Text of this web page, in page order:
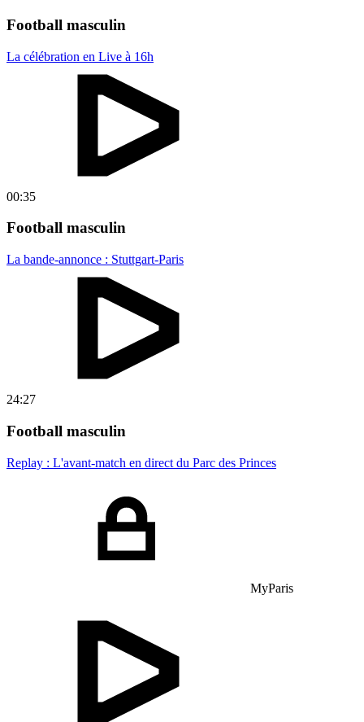
Football masculin
La célébration en Live à 16h
00:35
Football masculin
La bande-annonce : Stuttgart-Paris
24:27
Football masculin
Replay : L'avant-match en direct du Parc des Princes
MyParis